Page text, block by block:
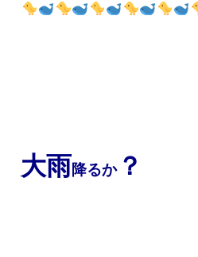
大雨降るか？